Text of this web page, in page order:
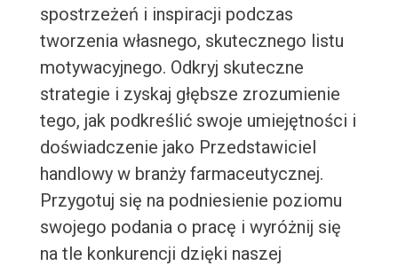
spostrzeżeń i inspiracji podczas
tworzenia własnego, skutecznego listu
motywacyjnego. Odkryj skuteczne
strategie i zyskaj głębsze zrozumienie
tego, jak podkreślić swoje umiejętności i
doświadczenie jako Przedstawiciel
handlowy w branży farmaceutycznej.
Przygotuj się na podniesienie poziomu
swojego podania o pracę i wyróżnij się
na tle konkurencji dzięki naszej